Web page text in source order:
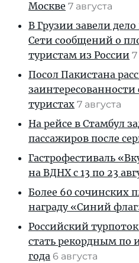
Москве 7 августа
В Грузии завели
Сети сообщений о
туристам из России 7
Посол Пакистана
туристах 7 августа
На рейсе в Стамбул
пассажиров после
Гастрофестиваль
на ВДНХ с 13 по 23
Более 60 сочинских
награду «Синий
Российский
стать рекордным по
года 6 августа